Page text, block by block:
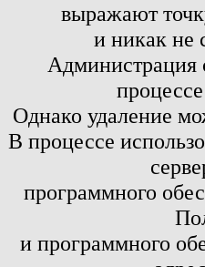
выражают
и никак не
Администрация
Однако удаление
В процессе
программного
и программного